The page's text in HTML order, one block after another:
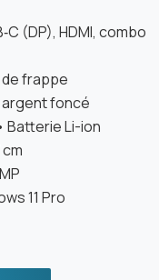
(DP), HDMI, combo
frappe
argent foncé
Batterie Li-ion
11 Pro